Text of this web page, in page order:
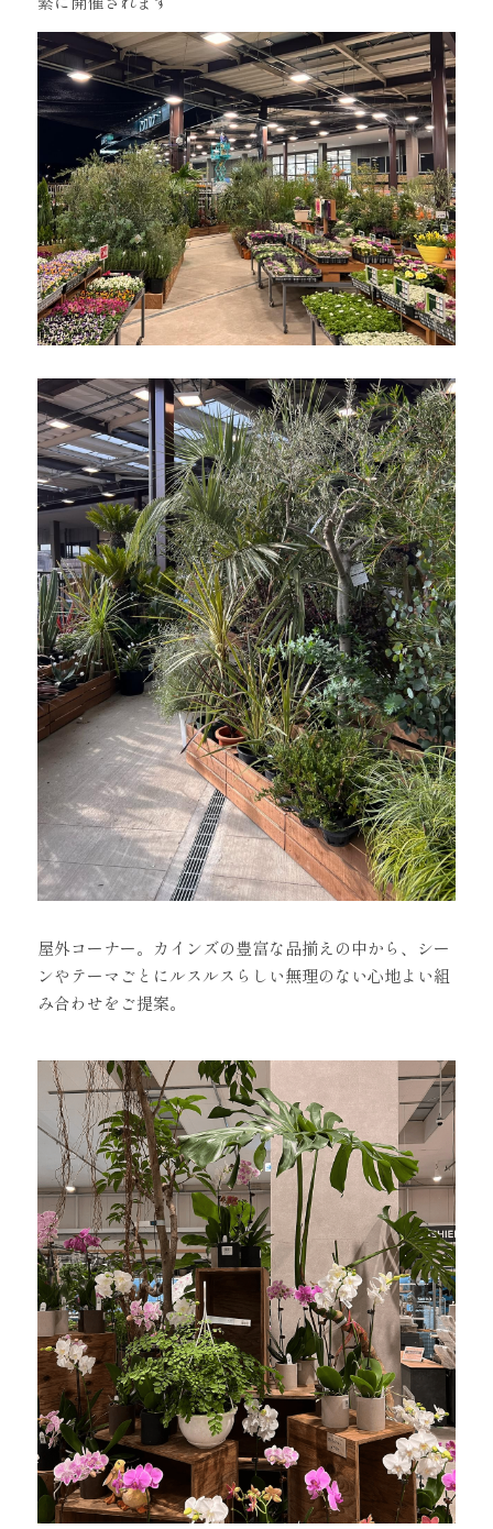
屋外コーナー。カインズの豊富な品揃えの中から、シー
ンやテーマごとにルスルスらしい無理のない心地よい組
み合わせをご提案。